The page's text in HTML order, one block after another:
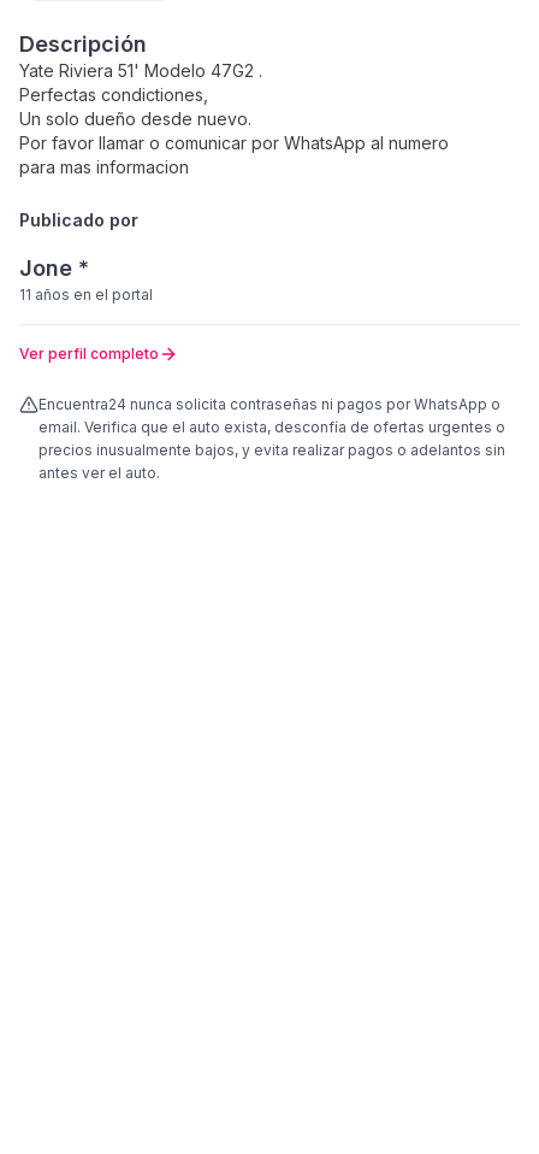
Descripción
Yate Riviera 51' Modelo 47G2 .
Perfectas condictiones,
Un solo dueño desde nuevo.
Por favor llamar o comunicar por WhatsApp al numero
para mas informacion
Publicado por
Jone *
11 años en el portal
Ver perfil completo
Encuentra24 nunca solicita contraseñas ni pagos por WhatsApp o
email. Verifica que el auto exista, desconfía de ofertas urgentes o
precios inusualmente bajos, y evita realizar pagos o adelantos sin
antes ver el auto.